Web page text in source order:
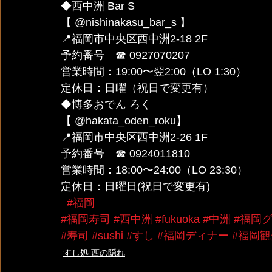
◆西中洲 Bar S
【 @nishinakasu_bar_s 】
📍福岡市中央区西中洲2-18 2F
予約番号　☎︎ 0927070207
営業時間：19:00〜翌2:00（LO 1:30）
定休日：日曜（祝日で変更有）
◆博多おでん ろく
【 @hakata_oden_roku】
📍福岡市中央区西中洲2-26 1F
予約番号　☎︎ 0924011810
営業時間：18:00〜24:00（LO 23:30）
定休日：日曜日(祝日で変更有)
#福岡
#福岡寿司 #西中洲 #fukuoka #中洲 #福岡
#寿司 #sushi #すし #福岡ディナー #福岡
すし処 西の隠れ